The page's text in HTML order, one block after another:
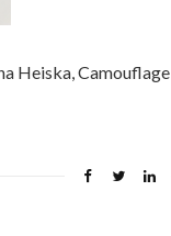
Heiska, Camouflage